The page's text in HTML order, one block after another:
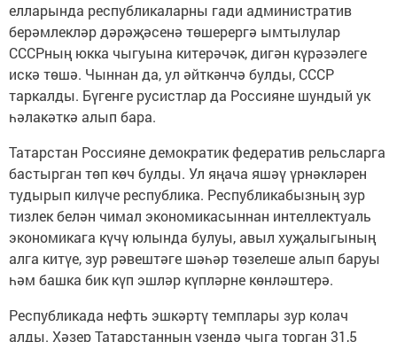
елларында республикаларны гади административ
берәмлекләр дәрәҗәсенә төшерергә ымтылулар
СССРның юкка чыгуына китерәчәк, дигән күрәзәлеге
искә төшә. Чыннан да, ул әйткәнчә булды, СССР
таркалды. Бүгенге русистлар да Россияне шундый ук
һәлакәткә алып бара.
Татарстан Россияне демократик федератив рельсларга
бастырган төп көч булды. Ул яңача яшәү үрнәкләрен
тудырып килүче республика. Республикабызның зур
тизлек белән чимал экономикасыннан интеллектуаль
экономикага күчү юлында булуы, авыл хуҗалыгының
алга китүе, зур рәвештәге шәһәр төзелеше алып баруы
һәм башка бик күп эшләр күпләрне көнләштерә.
Республикада нефть эш­кәртү темплары зур колач
алды. Хәзер Татарстанның үзендә чыга торган 31,5